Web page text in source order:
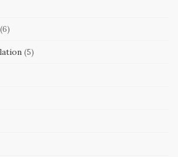
(6)
(5)